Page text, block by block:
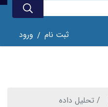
ثبت نام / ورود
تحلیل داده